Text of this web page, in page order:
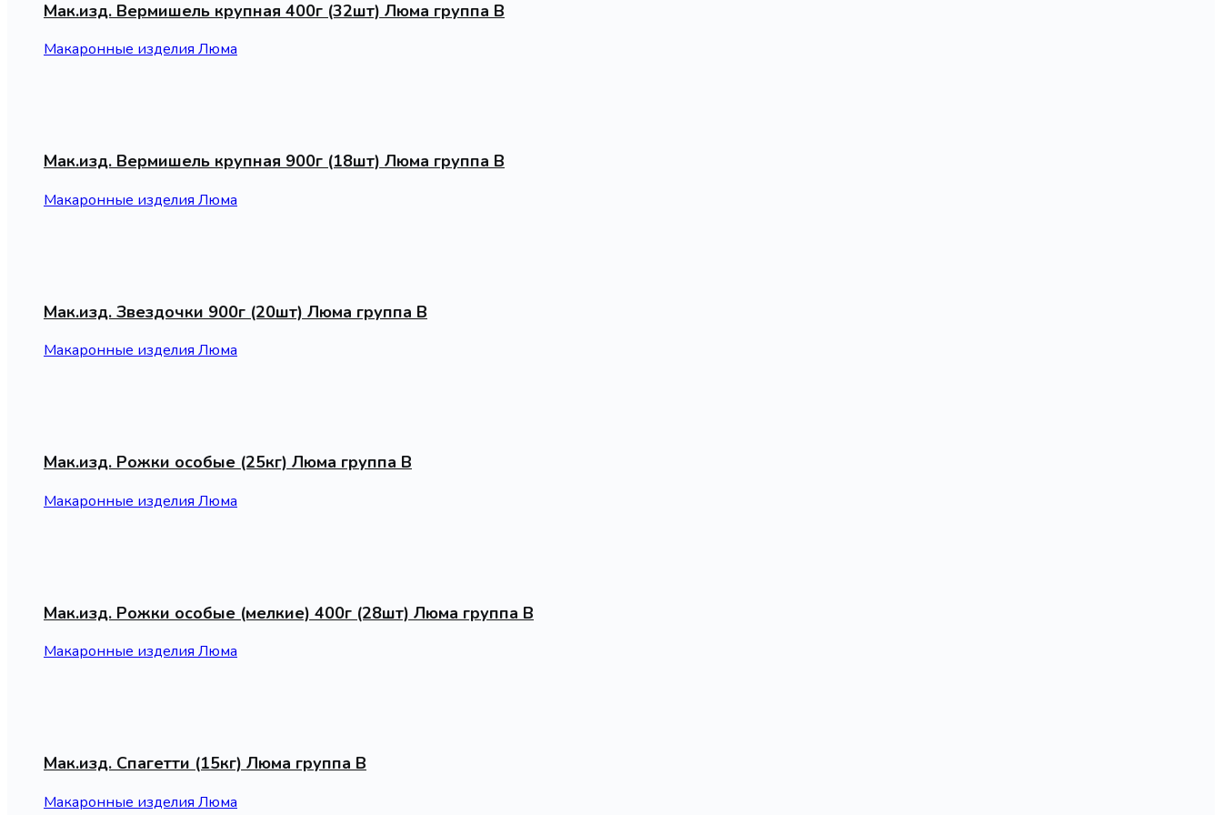
Мак.изд. Вермишель крупная 400г (32шт) Люма группа В
Макаронные изделия Люма
Мак.изд. Вермишель крупная 900г (18шт) Люма группа В
Макаронные изделия Люма
Мак.изд. Звездочки 900г (20шт) Люма группа В
Макаронные изделия Люма
Мак.изд. Рожки особые (25кг) Люма группа В
Макаронные изделия Люма
Мак.изд. Рожки особые (мелкие) 400г (28шт) Люма группа В
Макаронные изделия Люма
Мак.изд. Спагетти (15кг) Люма группа В
Макаронные изделия Люма